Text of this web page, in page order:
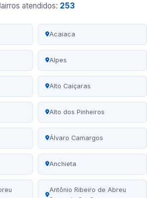
atendidos: 253
Acaiaca
Alpes
Alto Caiçaras
Alto dos Pinheiros
Álvaro Camargos
Anchieta
Antônio Ribeiro de Abreu